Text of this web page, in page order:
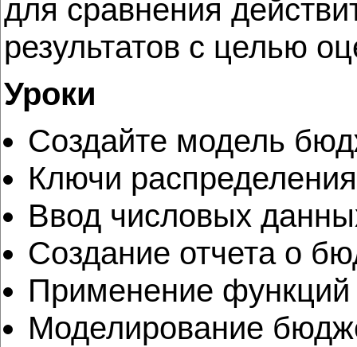
для сравнения
результатов с целью
Уроки
Создайте модель
Ключи
Ввод числовых
Создание отчета о
Применение функций
Моделирование